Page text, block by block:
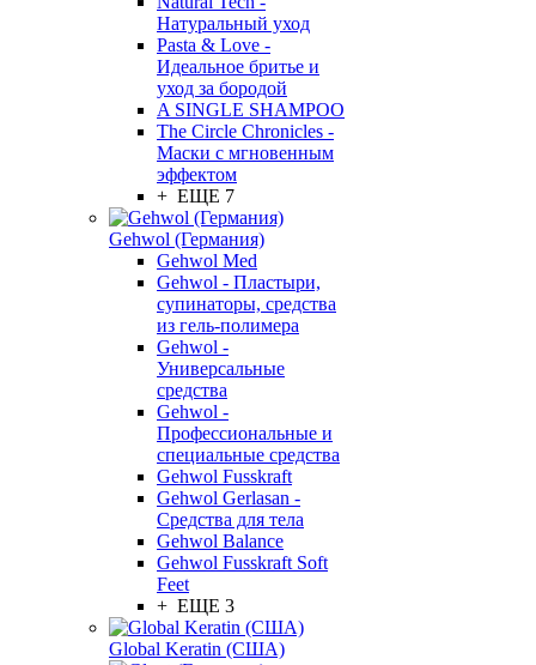
Натуральный уход
Pasta & Love -
Идеальное бритье и
уход за бородой
A SINGLE SHAMPOO
The Circle Chronicles -
Маски с мгновенным
эффектом
+ ЕЩЕ 7
Gehwol (Германия)
Gehwol Med
Gehwol - Пластыри,
супинаторы, средства
из гель-полимера
Gehwol -
Универсальные
средства
Gehwol -
Профессиональные и
специальные средства
Gehwol Fusskraft
Gehwol Gerlasan -
Средства для тела
Gehwol Balance
Gehwol Fusskraft Soft
Feet
+ ЕЩЕ 3
Global Keratin (США)